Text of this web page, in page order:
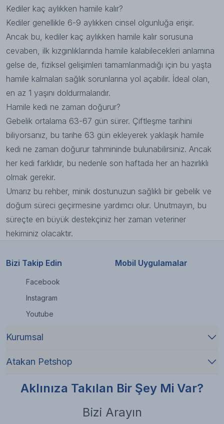
Kediler kaç aylıkken hamile kalır?
Kediler genellikle 6-9 aylıkken cinsel olgunluğa erişir.
Ancak bu, kediler kaç aylıkken hamile kalır sorusuna
cevaben, ilk kızgınlıklarında hamile kalabilecekleri anlamına
gelse de, fiziksel gelişimleri tamamlanmadığı için bu yaşta
hamile kalmaları sağlık sorunlarına yol açabilir. İdeal olan,
en az 1 yaşını doldurmalarıdır.
Hamile kedi ne zaman doğurur?
Gebelik ortalama 63-67 gün sürer. Çiftleşme tarihini
biliyorsanız, bu tarihe 63 gün ekleyerek yaklaşık hamile
kedi ne zaman doğurur tahmininde bulunabilirsiniz. Ancak
her kedi farklıdır, bu nedenle son haftada her an hazırlıklı
olmak gerekir.
Umarız bu rehber, minik dostunuzun sağlıklı bir gebelik ve
doğum süreci geçirmesine yardımcı olur. Unutmayın, bu
süreçte en büyük destekçiniz her zaman veteriner
hekiminiz olacaktır.
Bizi Takip Edin
Facebook
Instagram
Youtube
Mobil Uygulamalar
Kurumsal
Atakan Petshop
Aklınıza Takılan Bir Şey Mi Var?
Bizi Arayın